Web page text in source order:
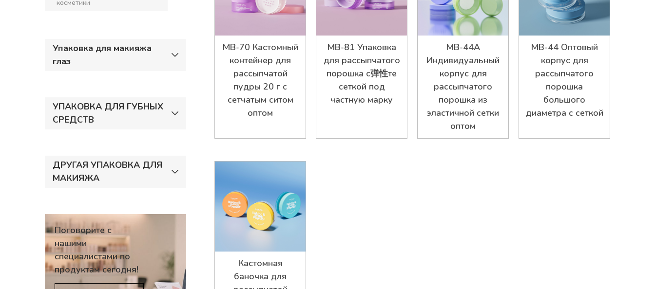
косметики
Упаковка для макияжа
глаз
УПАКОВКА ДЛЯ ГУБНЫХ
СРЕДСТВ
ДРУГАЯ УПАКОВКА ДЛЯ
МАКИЯЖА
Поговорите с
нашими
специалистами по
продуктам сегодня!
MB-70 Кастомный
контейнер для
рассыпчатой
пудры 20 г с
сетчатым ситом
оптом
MB-81 Упаковка
для рассыпчатого
порошка с弹性те
сеткой под
частную марку
MB-44A
Индивидуальный
корпус для
рассыпчатого
порошка из
эластичной сетки
оптом
MB-44 Оптовый
корпус для
рассыпчатого
порошка
большого
диаметра с сеткой
Кастомная
баночка для